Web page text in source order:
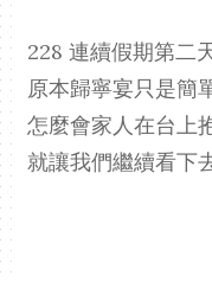
228 連續假期第二
原本歸寧宴只是簡
怎麼會家人在台上
就讓我們繼續看下